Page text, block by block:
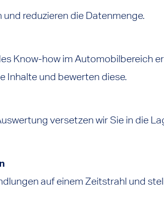
reduzieren die Datenmenge.
Know-how im Automobilbereich
Inhalte und bewerten diese.
versetzen wir Sie in die
auf einem Zeitstrahl und